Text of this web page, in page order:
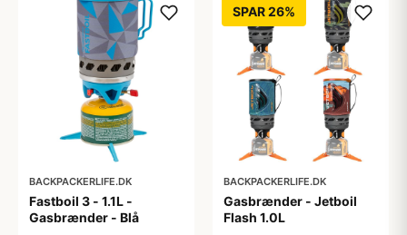
BACKPACKERLIFE.DK
Fastboil 3 - 1.1L -
Gasbrænder - Blå
SPAR 26%
BACKPACKERLIFE.DK
Gasbrænder - Jetboil
Flash 1.0L